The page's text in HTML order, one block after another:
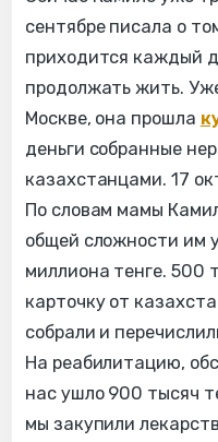
сентябре писала о
приходится каждый
продолжать жить.
Москве, она прошла
деньги собранные
казахстанцами. 17
По словам мамы
общей сложности им
миллиона тенге. 500
карточку от
собрали и
На реабилитацию,
нас ушло 900 тысяч
мы закупили